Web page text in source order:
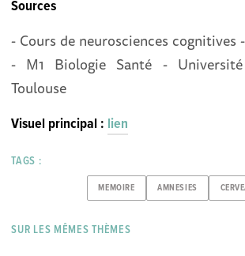
Sources
- Cours de neurosciences cognitives
- M1 Biologie Santé -
Toulouse
Visuel principal : lien
TAGS :
MEMOIRE AMNESIES
SUR LES MÊMES THÈMES